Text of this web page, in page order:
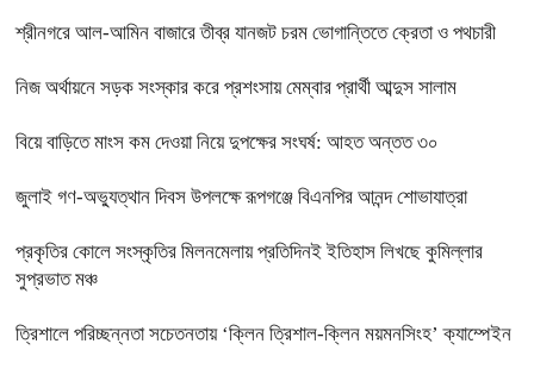
শ্রীনগরে আল-আমিন বাজারে তীব্র যানজট চরম ভোগান্তিতে ক্রেতা ও পথচারী
নিজ অর্থায়নে সড়ক সংস্কার করে প্রশংসায় মেম্বার প্রার্থী আব্দুস সালাম
বিয়ে বাড়িতে মাংস কম দেওয়া নিয়ে দুপক্ষের সংঘর্ষ: আহত অন্তত ৩০ ​
জুলাই গণ-অভ্যুত্থান দিবস উপলক্ষে রূপগঞ্জে বিএনপির আনন্দ শোভাযাত্রা
প্রকৃতির কোলে সংস্কৃতির মিলনমেলায় প্রতিদিনই ইতিহাস লিখছে কুমিল্লার
সুপ্রভাত মঞ্চ
ত্রিশালে পরিচ্ছন্নতা সচেতনতায় ‘ক্লিন ত্রিশাল-ক্লিন ময়মনসিংহ’ ক্যাম্পেইন